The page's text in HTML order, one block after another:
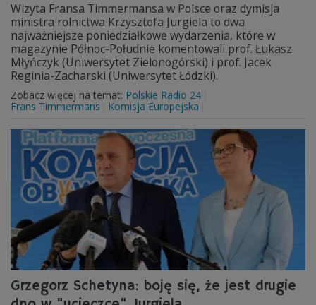
Wizyta Fransa Timmermansa w Polsce oraz dymisja
ministra rolnictwa Krzysztofa Jurgiela to dwa
najważniejsze poniedziałkowe wydarzenia, które w
magazynie Północ-Południe komentowali prof. Łukasz
Młyńczyk (Uniwersytet Zielonogórski) i prof. Jacek
Reginia-Zacharski (Uniwersytet Łódzki).
Zobacz więcej na temat: Polskie Radio 24
Frans Timmermans
Komisja Europejska
Grzegorz Schetyna: boję się, że jest drugie